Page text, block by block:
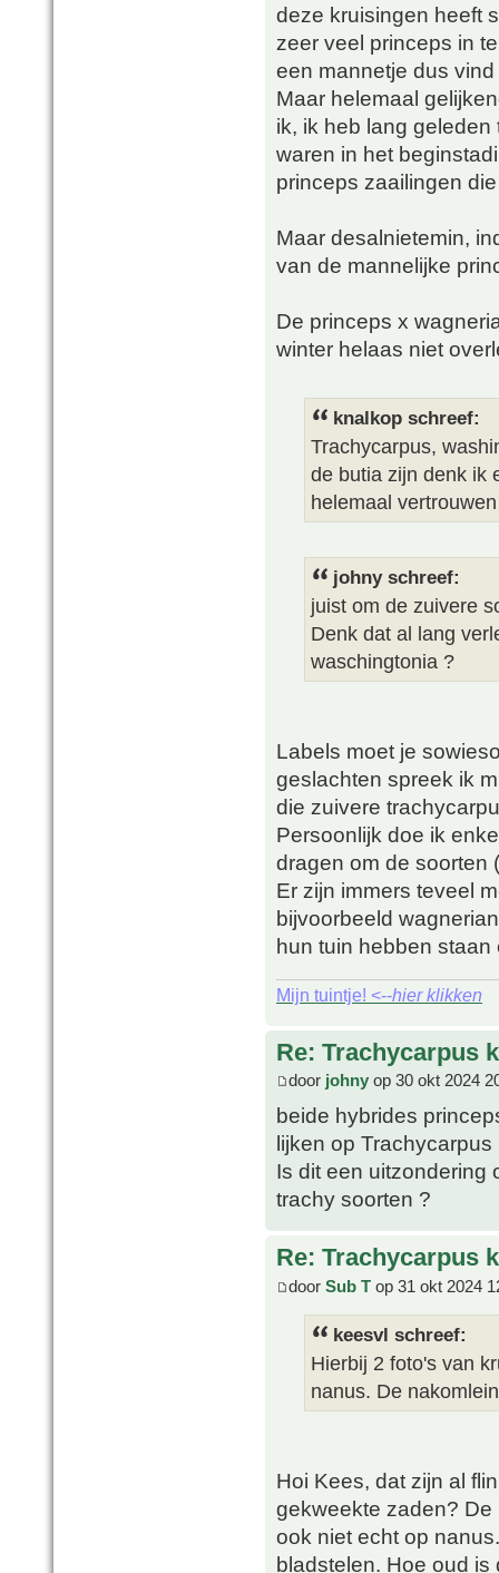
deze kruisingen heeft
zeer veel princeps in
een mannetje dus
Maar helemaal
ik, ik heb lang
waren in het
princeps zaailingen
Maar desalnietemin,
van de mannelijke
De princeps x
winter helaas niet
knalkop schreef:
Trachycarpus,
de butia zijn denk ik
helemaal
johny schreef:
juist om de zuivere
Denk dat al lang
waschingtonia ?
Labels moet je
geslachten spreek ik
die zuivere
Persoonlijk doe ik
dragen om de soorten
Er zijn immers teveel
bijvoorbeeld
hun tuin hebben
Mijn tuintje! <--hier klikken
Re: Trachycarpus
door johny op 30 okt 2024
beide hybrides
lijken op
Is dit een uitzondering
trachy soorten ?
Re: Trachycarpus
door Sub T op 31 okt 2024
keesvl schreef:
Hierbij 2 foto's van
nanus. De
Hoi Kees, dat zijn al
gekweekte zaden?
ook niet echt op
bladstelen. Hoe oud is